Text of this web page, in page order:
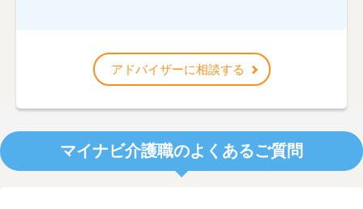
アドバイザーに相談する
マイナビ介護職のよくあるご質問